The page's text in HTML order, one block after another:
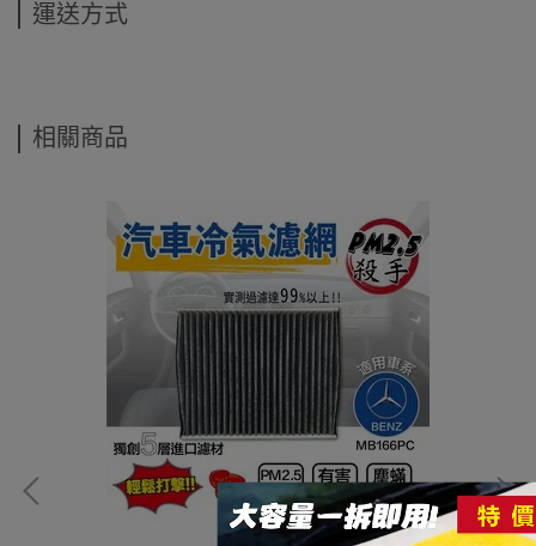
運送方式
相關商品